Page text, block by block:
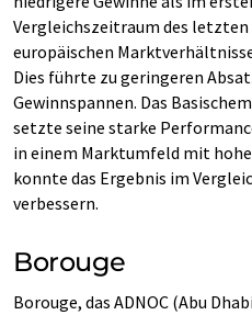
Vergleichszeitraum des letzten
europäischen
Dies führte zu geringeren
Gewinnspannen. Das
setzte seine starke
in einem Marktumfeld mit
konnte das Ergebnis im
verbessern.
Borouge
Borouge, das ADNOC (Abu